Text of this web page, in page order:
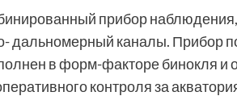
прибор
дальномерный каналы. Прибор
в форм-факторе бинокля и
контроля за